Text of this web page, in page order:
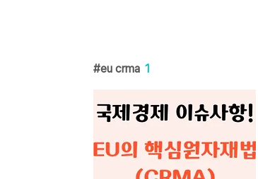
eu crma 1